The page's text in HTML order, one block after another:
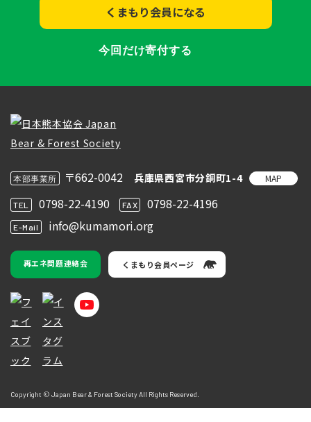
くまもり会員になる
今回だけ寄付する
本部事業所 〒662-0042 兵庫県西宮市分銅町1-4 MAP
TEL 0798-22-4190 FAX 0798-22-4196
E-Mail info@kumamori.org
再エネ問題連絡会 くまもり会員ページ
Copyright © Japan Bear & Forest Society All Rights Reserved.